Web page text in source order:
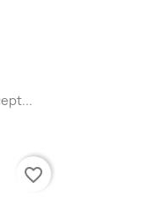
favorite_border